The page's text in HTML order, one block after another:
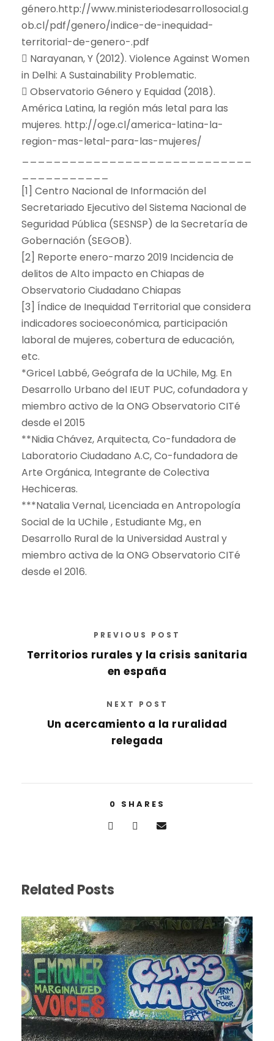
género.http://www.ministeriodesarrollosocial.g
ob.cl/pdf/genero/indice-de-inequidad-
territorial-de-genero-.pdf
 Narayanan, Y (2012). Violence Against Women
in Delhi: A Sustainability Problematic.
 Observatorio Género y Equidad (2018).
América Latina, la región más letal para las
mujeres. http://oge.cl/america-latina-la-
region-mas-letal-para-las-mujeres/
[1] Centro Nacional de Información del
Secretariado Ejecutivo del Sistema Nacional de
Seguridad Pública (SESNSP) de la Secretaría de
Gobernación (SEGOB).
[2] Reporte enero-marzo 2019 Incidencia de
delitos de Alto impacto en Chiapas de
Observatorio Ciudadano Chiapas
[3] Índice de Inequidad Territorial que considera
indicadores socioeconómica, participación
laboral de mujeres, cobertura de educación,
etc.
*Gricel Labbé, Geógrafa de la UChile, Mg. En
Desarrollo Urbano del IEUT PUC, cofundadora y
miembro activo de la ONG Observatorio CITé
desde el 2015
**Nidia Chávez, Arquitecta, Co-fundadora de
Laboratorio Ciudadano A.C, Co-fundadora de
Arte Orgánica, Integrante de Colectiva
Hechiceras.
***Natalia Vernal, Licenciada en Antropología
Social de la UChile , Estudiante Mg., en
Desarrollo Rural de la Universidad Austral y
miembro activa de la ONG Observatorio CITé
desde el 2016.
PREVIOUS POST
Territorios rurales y la crisis sanitaria
en españa
NEXT POST
Un acercamiento a la ruralidad
relegada
0 SHARES
Related Posts